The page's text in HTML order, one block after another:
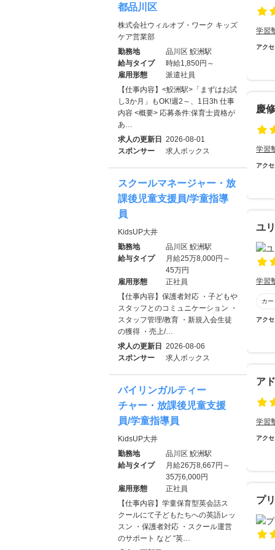
学習
アク
慶
学習
アク
ユ
学習
カ
アク
ア
学習
アク
プ
都品川区
株式会社ウィルオブ・ワーク キッズ
ケア営業部
勤務地
品川区 鮫洲駅
給与タイプ
時給1,850円～
雇用形態
派遣社員
【仕事内容】<鮫洲駅>「まずはお試
し3か月」もOK!週2～、1日3h 仕事
内容 <概要> 応募条件:保育士資格が
あ…
求人の更新日 2026-08-01
スポンサー
求人ボックス
スクールマネージャー・放
課後児童支援員/学童指導
員
KidsUP大井
勤務地
品川区 鮫洲駅
給与タイプ
月給25万8,000円～
45万円
雇用形態
正社員
【仕事内容】保護者対応 ・子どもや
スタッフとのコミュニケーション ・
スタッフ管理/教育 ・新規入会生徒
の獲得 ・売上/…
求人の更新日 2026-08-06
スポンサー
求人ボックス
バイリンガルティー
チャー・放課後児童支援
員/学童指導員
KidsUP大井
勤務地
品川区 鮫洲駅
給与タイプ
月給26万8,667円～
35万6,000円
雇用形態
正社員
【仕事内容】学童保育型英会話ス
クールにて子どもたちへの英語レッ
スン ・保護者対応 ・スクール運営
のサポート など “英…